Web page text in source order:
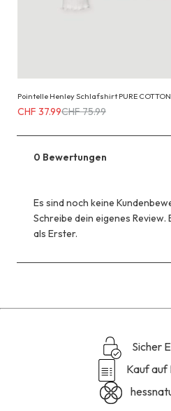
Pointelle Henley Schlafshirt PURE
Erhältlich
CHF 37.99
anstatt
CHF 75.99
CHF 37.99CHF 75.99
0 Bewertungen
Es sind noch keine
Schreibe dein eigenes
als Erster.
Sicher
Kauf auf